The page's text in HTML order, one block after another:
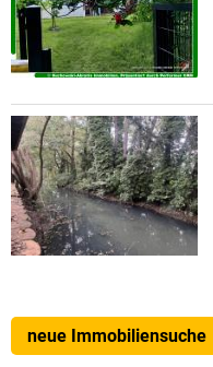
neue Immobiliensuche